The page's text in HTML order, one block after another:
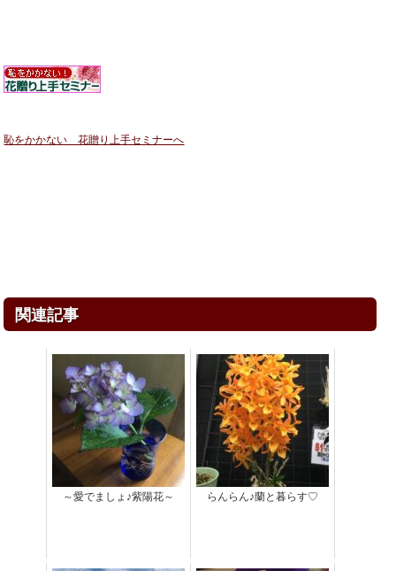
恥をかかない 花贈り上手セミナーへ
関連記事
～愛でましょ♪紫陽花～ らんらん♪蘭と暮らす♡